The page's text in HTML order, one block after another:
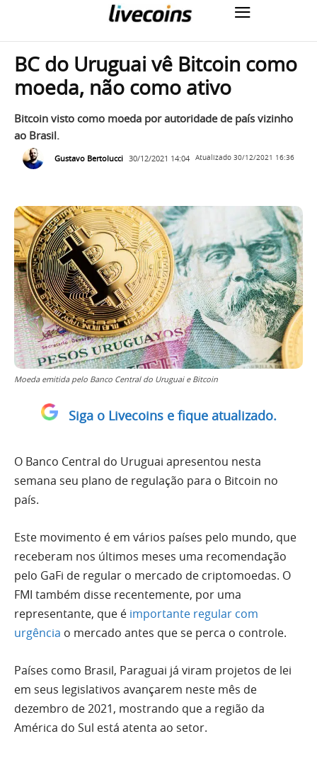
BC do Uruguai vê Bitcoin como
moeda, não como ativo
Bitcoin visto como moeda por autoridade de país vizinho
ao Brasil.
Gustavo Bertolucci 30/12/2021 14:04 Atualizado 30/12/2021 16:36
Moeda emitida pelo Banco Central do Uruguai e Bitcoin
Siga o Livecoins e fique atualizado.
O Banco Central do Uruguai apresentou nesta
semana seu plano de regulação para o Bitcoin no
país.
Este movimento é em vários países pelo mundo, que
receberam nos últimos meses uma recomendação
pelo GaFi de regular o mercado de criptomoedas. O
FMI também disse recentemente, por uma
representante, que é importante regular com
urgência o mercado antes que se perca o controle.
Países como Brasil, Paraguai já viram projetos de lei
em seus legislativos avançarem neste mês de
dezembro de 2021, mostrando que a região da
América do Sul está atenta ao setor.